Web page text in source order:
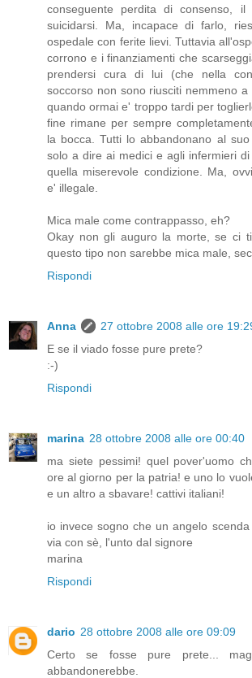
conseguente perdita di consenso, il
suicidarsi. Ma, incapace di farlo,
ospedale con ferite lievi. Tuttavia
corrono e i finanziamenti che
prendersi cura di lui (che nella
soccorso non sono riusciti nemmeno
quando ormai e' troppo tardi per
fine rimane per sempre
la bocca. Tutti lo abbandonano al
solo a dire ai medici e agli infermieri
quella miserevole condizione. Ma,
e' illegale.
Mica male come contrappasso, eh?
Okay non gli auguro la morte, se ci
questo tipo non sarebbe mica male,
Rispondi
Anna
27 ottobre 2008 alle ore
E se il viado fosse pure prete?
:-)
Rispondi
marina 28 ottobre 2008 alle ore 00:40
ma siete pessimi! quel pover'uomo
ore al giorno per la patria! e uno lo
e un altro a sbavare! cattivi italiani!
io invece sogno che un angelo
via con sè, l'unto dal signore
marina
Rispondi
dario 28 ottobre 2008 alle ore 09:09
Certo se fosse pure prete...
abbandonerebbe.